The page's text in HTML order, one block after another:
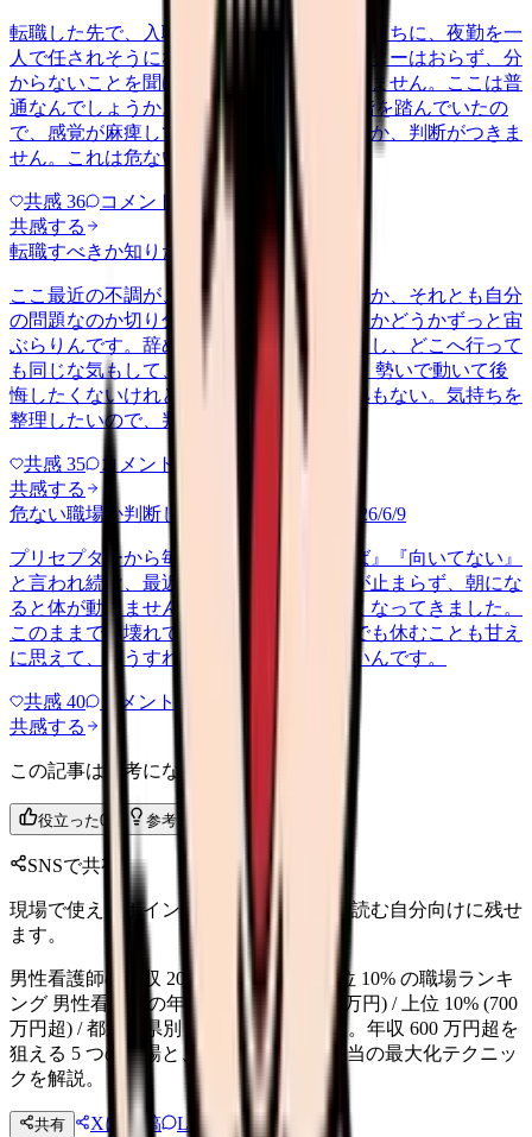
転職した先で、入職して二ヶ月も経たないうちに、夜勤を一
人で任されそうになっています。プリセプターはおらず、分
からないことを聞ける相手も日によっていません。ここは普
通なんでしょうか。 前の職場はもっと段階を踏んでいたの
で、感覚が麻痺しているのか自分が甘いのか、判断がつきま
せん。これは危ない環境なのか…
共感 36 コメント
共感する
転職すべきか知りたい
other 2026/6/26
ここ最近の不調が、職場の環境のせいなのか、それとも自分
の問題なのか切り分けられず、転職すべきかどうかずっと宙
ぶらりんです。辞めれば楽になる気もするし、どこへ行って
も同じな気もして、決め手がありません。 勢いで動いて後
悔したくないけれど、このまま留まる根拠もない。気持ちを
整理したいので、判断材料の集…
共感 35 コメント
共感する
危ない職場か判断してほしい
2026/6/9
プリセプターから毎日のように『辞めれば』『向いてない』
と言われ続け、最近は職場が近づくと涙が止まらず、朝にな
ると体が動きません。食事も喉を通らなくなってきました。
このままでは壊れてしまう気がします。でも休むことも甘え
に思えて、どうすればいいのか分からないんです。
共感 40 コメント 2
共感する
この記事は参考になりましたか？
役立った0 参考になった
SNSで共有
現場で使えるポイントを、同僚やあとで読む自分向けに残せ
ます。
男性看護師の年収 2026｜全国平均と上位 10% の職場ランキ
ング 男性看護師の年収を全国平均 (480 万円) / 上位 10% (700
万円超) / 都道府県別 / 配属別で徹底比較。年収 600 万円超を
狙える 5 つの職場と、夜勤手当 / 役職手当の最大化テクニッ
クを解説。
共有 Xに投稿 LINE 投稿文コピー